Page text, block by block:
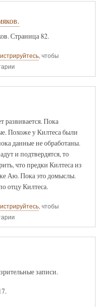
Страница 82.
, чтобы
Пока
Похоже у Килтеса были
данные не обработаны.
и подтвердятся, то
что предки Килтеса из
Аю. Пока это домыслы.
отцу Килтеса.
, чтобы
записи.